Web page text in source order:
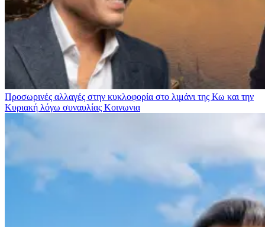
Προσωρινές αλλαγές στην κυκλοφορία στο λιμάνι της Κω και την
Κυριακή λόγω συναυλίας Κοινωνια